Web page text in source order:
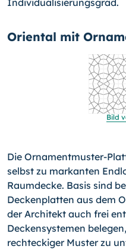
Oriental mit
Bild
Die Ornamentmuster-
selbst zu markanten
Raumdecke. Basis sind
Deckenplatten aus dem
der Architekt auch frei
Deckensystemen
rechteckiger Muster zu